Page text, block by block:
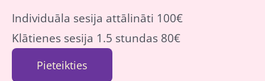
Individuāla sesija attālināti 100€
Klātienes sesija 1.5 stundas 80€
Pieteikties